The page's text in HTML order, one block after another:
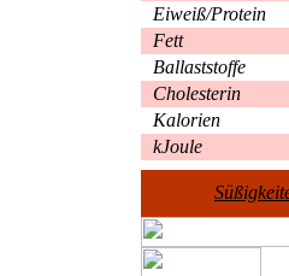
Eiweiß/Protein
Fett
Ballaststoffe
Cholesterin
Kalorien
kJoule